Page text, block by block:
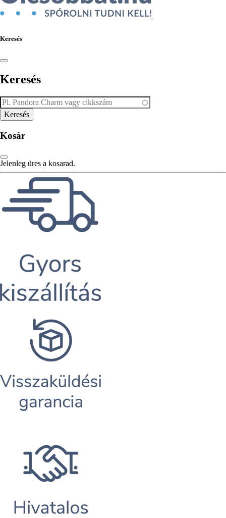
Keresés
Keresés
Kosár
Jelenleg üres a kosarad.